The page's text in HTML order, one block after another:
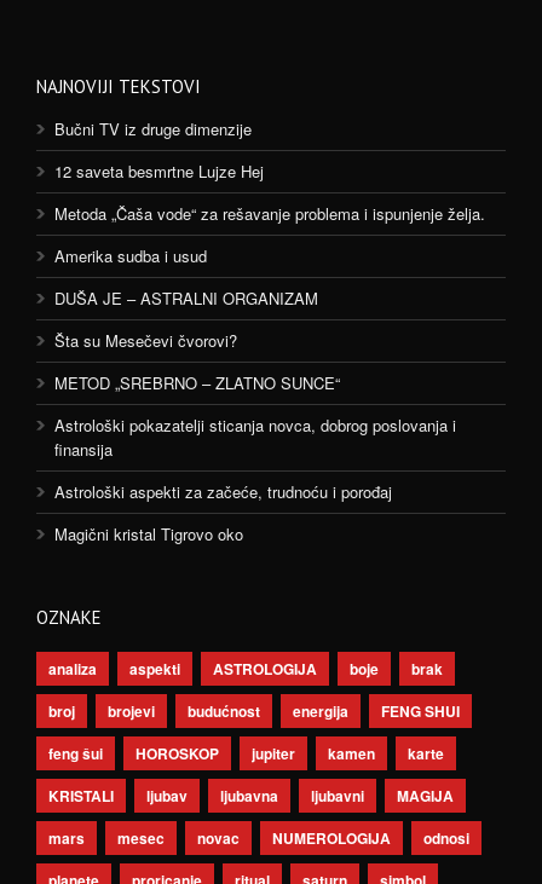
NAJNOVIJI TEKSTOVI
Bučni TV iz druge dimenzije
12 saveta besmrtne Lujze Hej
Metoda „Čaša vode“ za rešavanje problema i ispunjenje želja.
Amerika sudba i usud
DUŠA JE – ASTRALNI ORGANIZAM
Šta su Mesečevi čvorovi?
METOD „SREBRNO – ZLATNO SUNCE“
Astrološki pokazatelji sticanja novca, dobrog poslovanja i
finansija
Astrološki aspekti za začeće, trudnoću i porođaj
Magični kristal Tigrovo oko
OZNAKE
analiza aspekti ASTROLOGIJA boje
brak
broj
brojevi budućnost energija
FENG SHUI
feng šui
HOROSKOP jupiter kamen
karte
KRISTALI
ljubav ljubavna ljubavni
MAGIJA
mars
mesec novac NUMEROLOGIJA
odnosi